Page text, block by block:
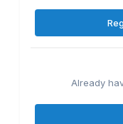
Already